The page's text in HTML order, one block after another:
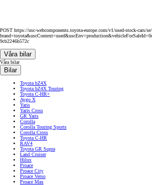
POST https://usc-webcomponents.toyota-europe.com/v1/used-stock-cars/
9cb2246b572c
Våra bilar
Våra bilar
Bilar
Toyota bZ4X
Toyota bZ4X Touring
Toyota C-HR+
Aygo X
Yaris
Yaris Cross
GR Yaris
Corolla
Corolla Touring Sports
Corolla Cross
Toyota C-HR
RAV4
Toyota GR Supra
Land Cruiser
Hilux
Proace
Proace City
Proace Verso
Proace Max